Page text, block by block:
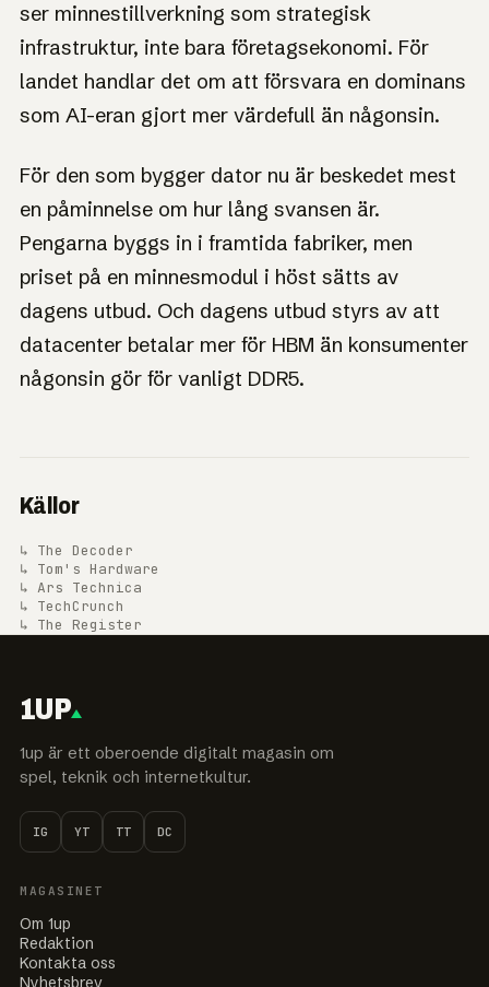
ser minnestillverkning som strategisk
infrastruktur, inte bara företagsekonomi. För
landet handlar det om att försvara en dominans
som AI-eran gjort mer värdefull än någonsin.
För den som bygger dator nu är beskedet mest
en påminnelse om hur lång svansen är.
Pengarna byggs in i framtida fabriker, men
priset på en minnesmodul i höst sätts av
dagens utbud. Och dagens utbud styrs av att
datacenter betalar mer för HBM än konsumenter
någonsin gör för vanligt DDR5.
Källor
↳ The Decoder
↳ Tom's Hardware
↳ Ars Technica
↳ TechCrunch
↳ The Register
1UP
1up är ett oberoende digitalt magasin om
spel, teknik och internetkultur.
IG YT TT DC
MAGASINET
Om 1up
Redaktion
Kontakta oss
Nyhetsbrev